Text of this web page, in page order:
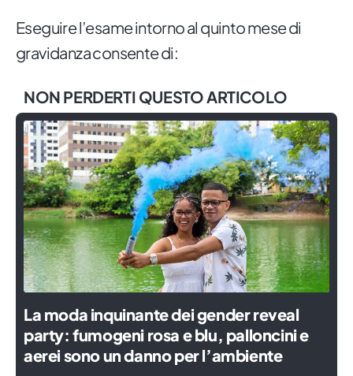
Eseguire l’esame intorno al quinto mese di
gravidanza consente di:
NON PERDERTI QUESTO ARTICOLO
La moda inquinante dei gender reveal
party: fumogeni rosa e blu, palloncini e
aerei sono un danno per l’ambiente